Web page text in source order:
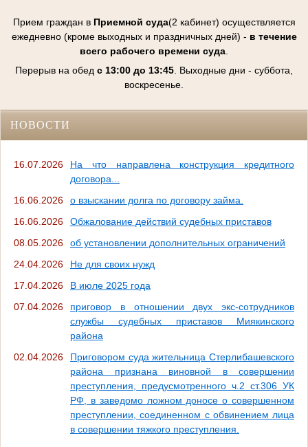
Прием граждан в Приемной суда(2 кабинет) осуществляется
ежедневно (кроме выходных и праздничных дней) - в течение
всего рабочего времени суда
Перерыв на обед с 13:00 до 13:45 . Выходные дни - суббота,
воскресенье.
НОВОСТИ
16.07.2026
На что направлена конструкция кредитного
договора...
16.06.2026
о взыскании долга по договору займа.
16.06.2026
Обжалование действий судебных приставов
08.05.2026
об установлении дополнительных ограничений
24.04.2026
Не для своих нужд
17.04.2026
В июле 2025 года
07.04.2026
приговор в отношении двух экс-сотрудников
службы судебных приставов Миякинского
района
02.04.2026
Приговором суда жительница Стерлибашевского
района признана виновной в совершении
преступления, предусмотренного ч.2 ст.306 УК
РФ, в заведомо ложном доносе о совершенном
преступлении, соединенном с обвинением лица
в совершении тяжкого преступления.